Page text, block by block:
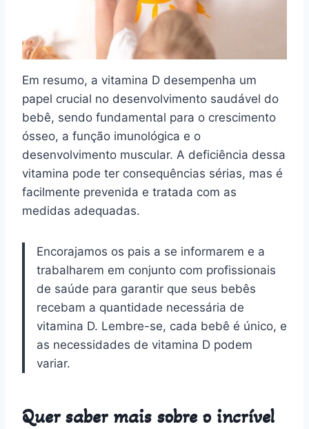
Em resumo, a vitamina D desempenha um
papel crucial no desenvolvimento saudável do
bebê, sendo fundamental para o crescimento
ósseo, a função imunológica e o
desenvolvimento muscular. A deficiência dessa
vitamina pode ter consequências sérias, mas é
facilmente prevenida e tratada com as
medidas adequadas.
Encorajamos os pais a se informarem e a
trabalharem em conjunto com profissionais
de saúde para garantir que seus bebês
recebam a quantidade necessária de
vitamina D. Lembre-se, cada bebê é único, e
as necessidades de vitamina D podem
variar.
Quer saber mais sobre o incrível